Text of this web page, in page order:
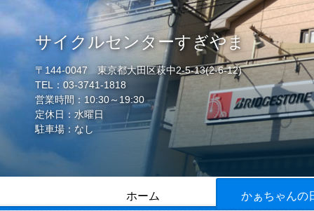
サイクルセンターすぎやま
〒144-0047 東京都大田区萩中2-5-13(2-6-12)
TEL：03-3741-1818
営業時間：10:30～19:30
定休日：水曜日
駐車場：なし
ホーム かぁちゃんの